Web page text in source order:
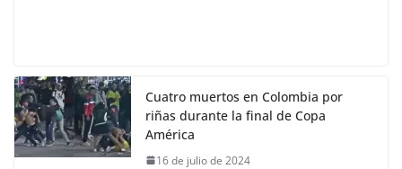
Cuatro muertos en Colombia por
riñas durante la final de Copa
América
16 de julio de 2024